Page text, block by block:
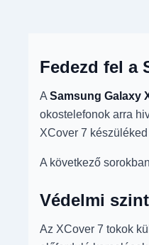
Fedezd fel a
A Samsung Galaxy
okostelefonok arra
XCover 7
A következő
Védelmi
Az XCover 7 tokok